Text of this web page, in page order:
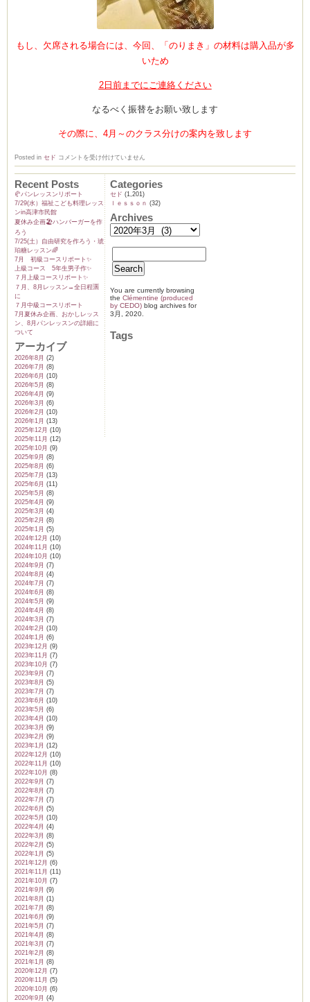
もし、欠席される場合には、今回、「のりまき」の材料は購入品が多
いため
2日前までにご連絡ください
なるべく振替をお願い致します
その際に、4月～のクラス分けの案内を致します
Posted in セド 当
店
の
コ
ロ
ナ
対
と
月
レ
ッ
ス
ン
に
つ
て
は
コメントを受け付けていません
Recent Posts
🥐パンレッスンリポート
7/29(水）福祉こども料理レッス
ンin高津市民館
夏休み企画🏖️ハンバーガーを作
ろう
7/25(土）自由研究を作ろう・琥
珀糖レッスン🌈
7月 初級コースリポート✨️
上級コース 5年生男子作✨️
７月上級コースリポート✨️
７月、8月レッスン→全日程🈵
に
７月中級コースリポート
7月夏休み企画、おかしレッス
ン、8月パンレッスンの詳細に
ついて
アーカイブ
2026年8月 (2)
2026年7月 (8)
2026年6月 (10)
2026年5月 (8)
2026年4月 (9)
2026年3月 (6)
2026年2月 (10)
2026年1月 (13)
2025年12月 (10)
2025年11月 (12)
2025年10月 (9)
2025年9月 (8)
2025年8月 (6)
2025年7月 (13)
2025年6月 (11)
2025年5月 (8)
2025年4月 (9)
2025年3月 (4)
2025年2月 (8)
2025年1月 (5)
2024年12月 (10)
2024年11月 (10)
2024年10月 (10)
2024年9月 (7)
2024年8月 (4)
2024年7月 (7)
2024年6月 (8)
2024年5月 (9)
2024年4月 (8)
2024年3月 (7)
2024年2月 (10)
2024年1月 (6)
2023年12月 (9)
2023年11月 (7)
2023年10月 (7)
2023年9月 (7)
2023年8月 (5)
2023年7月 (7)
2023年6月 (10)
2023年5月 (6)
2023年4月 (10)
2023年3月 (9)
2023年2月 (9)
2023年1月 (12)
2022年12月 (10)
2022年11月 (10)
2022年10月 (8)
2022年9月 (7)
2022年8月 (7)
2022年7月 (7)
2022年6月 (5)
2022年5月 (10)
2022年4月 (4)
2022年3月 (8)
2022年2月 (5)
2022年1月 (5)
2021年12月 (6)
2021年11月 (11)
2021年10月 (7)
2021年9月 (9)
2021年8月 (1)
2021年7月 (8)
2021年6月 (9)
2021年5月 (7)
2021年4月 (8)
2021年3月 (7)
2021年2月 (8)
2021年1月 (8)
2020年12月 (7)
2020年11月 (5)
2020年10月 (6)
2020年9月 (4)
Categories
セド (1,201)
ｌｅｓｓｏｎ (32)
Archives
You are currently browsing
the Clémentine (produced
by CEDO)blog archives for
3月, 2020.
Tags